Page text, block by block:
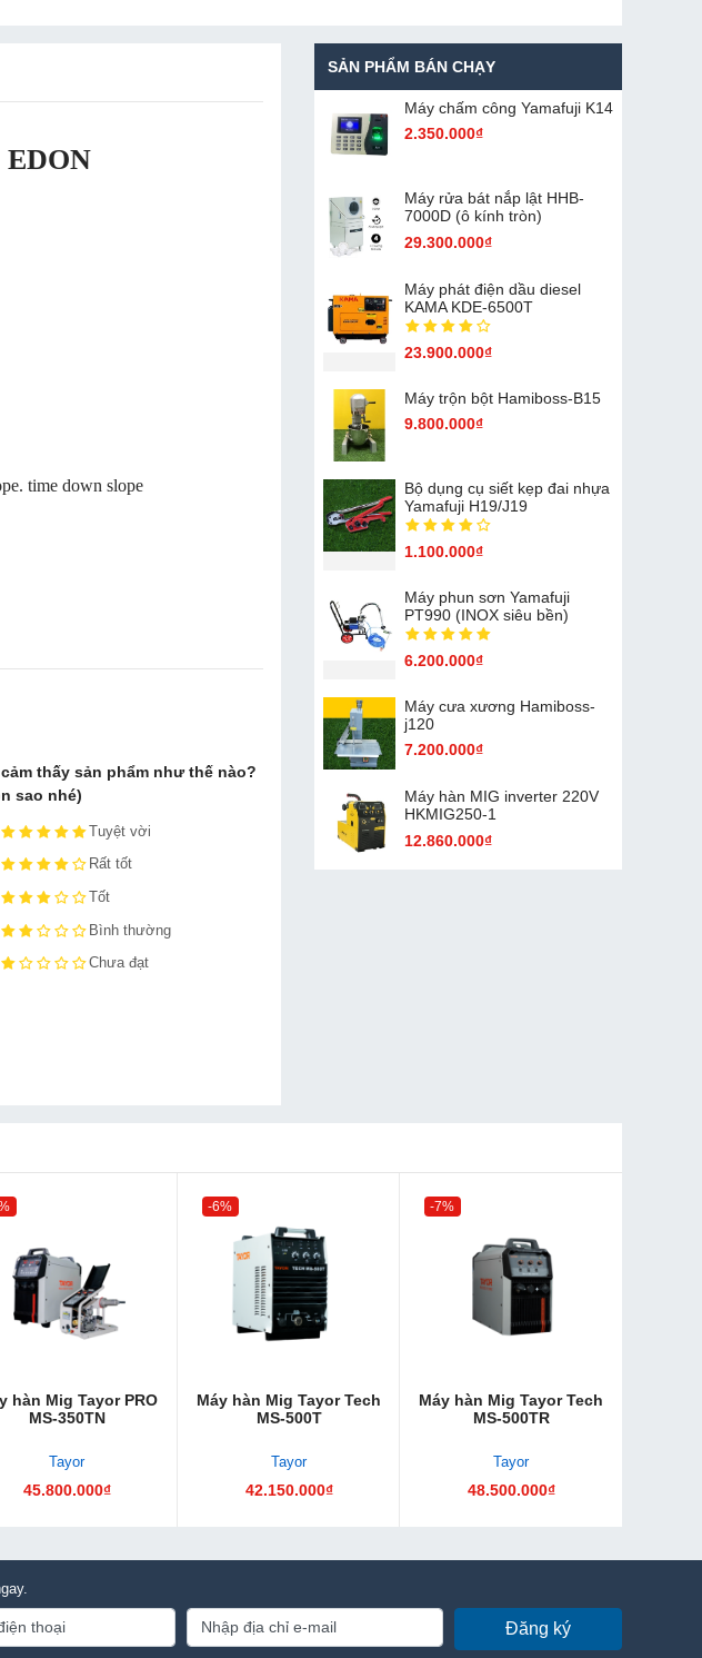
EDON
time down slope
thấy sản phẩm như thế nào?
sao nhé)
Tuyệt vời
Rất tốt
Tốt
Bình thường
Chưa đạt
SẢN PHẨM BÁN CHẠY
Máy chấm cô​ng Yamafuji K14
2.350.000₫
Máy rửa bát nắp lật HHB-
7000D (ô kính tròn)
29.300.000₫
Máy phát điện dầu diesel
KAMA KDE-6500T
23.900.000₫
Máy trộn bột Hamiboss-B15
9.800.000₫
Bộ dụng cụ siết kẹp đai nhựa
Yamafuji H19/J19
1.100.000₫
Máy phun sơn Yamafuji
PT990 (INOX siêu bền)
6.200.000₫
Máy cưa xương Hamiboss-
j120
7.200.000₫
Máy hàn MIG inverter 220V
HKMIG250-1
12.860.000₫
hàn Mig Tayor PRO
MS-350TN
Tayor
45.800.000₫
-6%
Máy hàn Mig Tayor Tech
MS-500T
Tayor
42.150.000₫
-7%
Máy hàn Mig Tayor Tech
MS-500TR
Tayor
48.500.000₫
Đăng ký